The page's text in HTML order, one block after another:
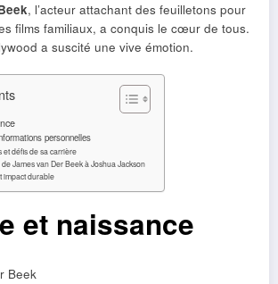
, l’acteur attachant des feuilletons pour
films familiaux, a conquis le cœur de tous.
a suscité une vive émotion.
personnelles
et défis de sa carrière
James van Der Beek à Joshua Jackson
impact durable
et naissance